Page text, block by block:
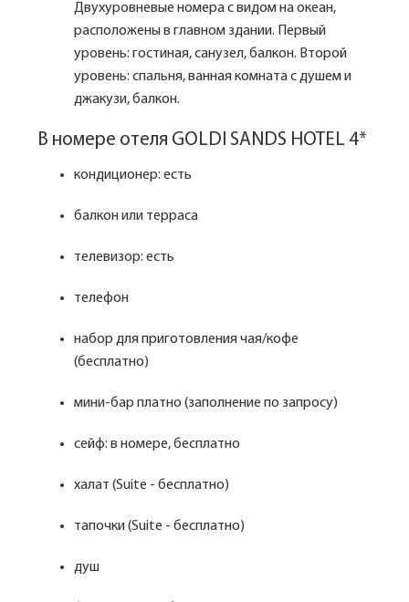
Двухуровневые номера с видом на океан,
расположены в главном здании. Первый
уровень: гостиная, санузел, балкон. Второй
уровень: спальня, ванная комната с душем и
джакузи, балкон.
В номере отеля GOLDI SANDS HOTEL 4*
кондиционер: есть
балкон или терраса
телевизор: есть
телефон
набор для приготовления чая/кофе
(бесплатно)
мини-бар платно (заполнение по запросу)
сейф: в номере, бесплатно
халат (Suite - бесплатно)
тапочки (Suite - бесплатно)
душ